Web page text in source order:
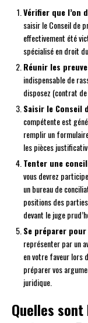
Vérifier que l’on
saisir le Conseil de
effectivement été
spécialisé en droit
Réunir les
indispensable de
disposez (contrat
Saisir le Conseil
compétente est
remplir un
les pièces
Tenter une
vous devrez
un bureau de
positions des
devant le juge
Se préparer pour
représenter par un
en votre faveur lors
préparer vos
juridique.
Quelles sont